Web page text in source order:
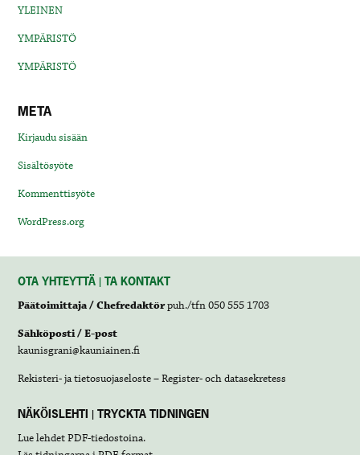
YLEINEN
YMPÄRISTÖ
YMPÄRISTÖ
META
Kirjaudu sisään
Sisältösyöte
Kommenttisyöte
WordPress.org
OTA YHTEYTTÄ | TA KONTAKT
Päätoimittaja / Chefredaktörpuh./tfn 050 555 1703
Sähköposti / E-post
kaunisgrani@kauniainen.fi
Rekisteri- ja tietosuojaseloste – Register- och datasekretess
NÄKÖISLEHTI | TRYCKTA TIDNINGEN
Lue lehdetPDF-tiedostoina.